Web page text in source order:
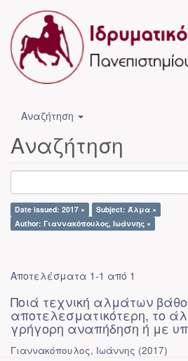
Αναζήτηση
Αναζήτηση
Date issued: 2017 ×
Subject: Άλμα ×
Author: Γιαννακόπουλος, Ιωάννης ×
Αποτελέσματα 1-1 από 1
Ποιά τεχνική αλμάτων
αποτελεσματικότερη, το
γρήγορη αναπήδηση ή με
Γιαννακόπουλος, Ιωάννης (2017)